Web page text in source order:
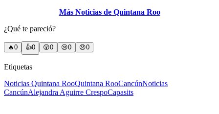
Más Noticias de Quintana Roo
¿Qué te pareció?
🔥0 👍0 😲0 😢0 😠0
Etiquetas
Noticias Quintana RooQuintana RooCancúnNoticias
CancúnAlejandra Aguirre CrespoCapasits